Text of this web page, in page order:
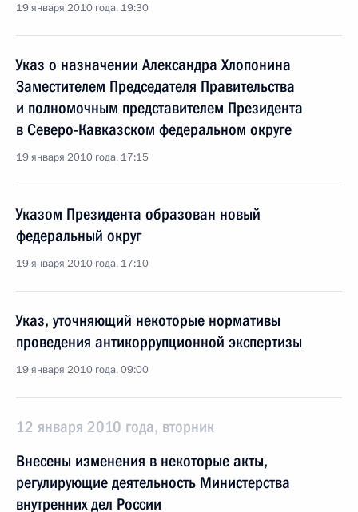
19 января 2010 года, 19:30
Указ о назначении Александра Хлопонина
Заместителем Председателя Правительства
и полномочным представителем Президента
в Северо-Кавказском федеральном округе
19 января 2010 года, 17:15
Указом Президента образован новый
федеральный округ
19 января 2010 года, 17:10
Указ, уточняющий некоторые нормативы
проведения антикоррупционной экспертизы
19 января 2010 года, 09:00
12 января 2010 года, вторник
Внесены изменения в некоторые акты,
регулирующие деятельность Министерства
внутренних дел России